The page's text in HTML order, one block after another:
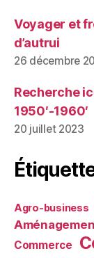
Voyager et
d’autrui
26 décembre
Recherche
1950′-1960′
20 juillet 2023
Agro-business
Commerce